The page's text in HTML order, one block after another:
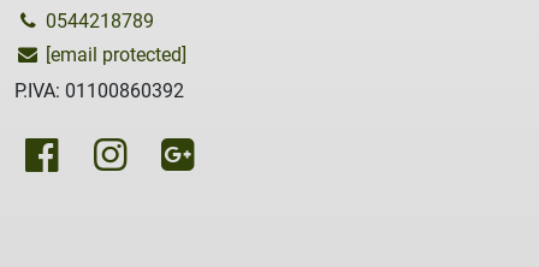
0544218789
[email protected]
P.IVA: 01100860392